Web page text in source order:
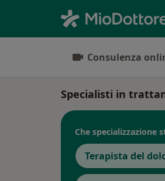
Consulenza
Specialisti in
Che specializzazione
Terapista del